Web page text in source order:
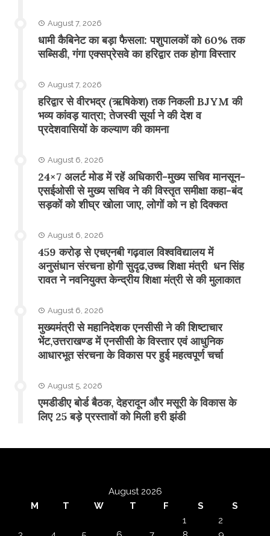
August 7, 2026
​धामी कैबिनेट का बड़ा फैसला: पशुपालकों को 60% तक
सब्सिडी, गंगा एक्सप्रेसवे का हरिद्वार तक होगा विस्तार
August 7, 2026
​हरिद्वार से वीरभद्र (ऋषिकेश) तक निकली BJYM की
भव्य कांवड़ यात्रा; तेजस्वी सूर्या ने की देश व
प्रदेशवासियों के कल्याण की कामना
August 6, 2026
24×7 अलर्ट मोड में रहें अधिकारी-मुख्य सचिव मानसून-
एसईओसी से मुख्य सचिव ने की विस्तृत समीक्षा कहा-बंद
सड़कों को शीघ्र खोला जाए, लोगों को न हो दिक्कत
August 6, 2026
459 करोड़ से एचएनबी गढ़वाल विश्वविद्यालय में
अनुसंधान संरचना होगी सुदृढ,उच्च शिक्षा मंत्री धन सिंह
रावत ने नवनियुक्त केन्द्रीय शिक्षा मंत्री से की मुलाकात
August 6, 2026
मुख्यमंत्री से महानिदेशक एनसीसी ने की शिष्टाचार
भेंट,उत्तराखण्ड में एनसीसी के विस्तार एवं आधुनिक
आधारभूत संरचना के विकास पर हुई महत्वपूर्ण चर्चा
August 5, 2026
एमडीडीए बोर्ड बैठक, देहरादून और मसूरी के विकास के
लिए 25 बड़े प्रस्तावों को मिली हरी झंडी
August 2026
M
T W T F S
S
1
2